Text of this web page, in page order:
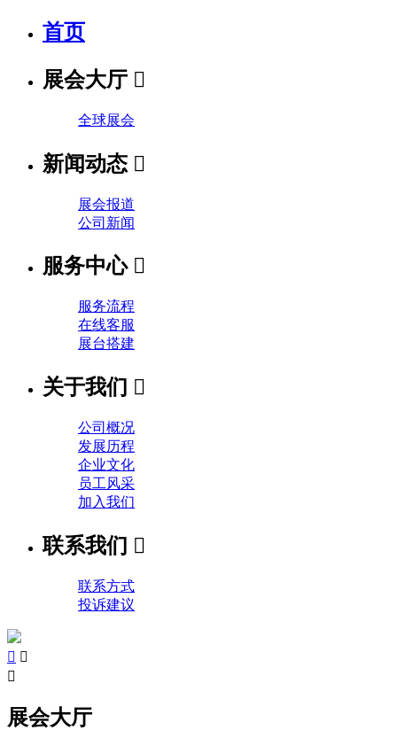
首页
展会大厅 
全球展会
新闻动态 
展会报道
公司新闻
服务中心 
服务流程
在线客服
展台搭建
关于我们 
公司概况
发展历程
企业文化
员工风采
加入我们
联系我们 
联系方式
投诉建议
 

展会大厅